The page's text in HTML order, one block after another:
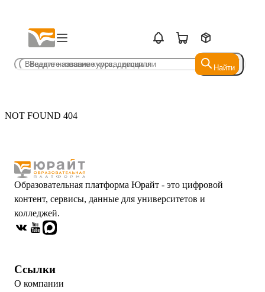
Найти
Найти
NOT FOUND 404
Образовательная платформа Юрайт - это цифровой
контент, сервисы, данные для университетов и
колледжей.
Ссылки
О компании